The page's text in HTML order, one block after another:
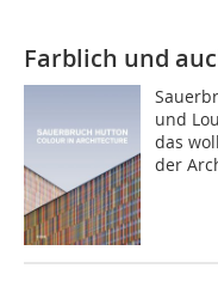
Farblich und
und
das
der